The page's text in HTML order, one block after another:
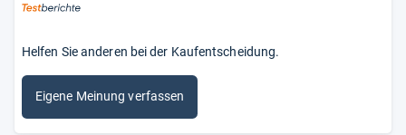
Helfen Sie anderen bei der Kaufentscheidung.
Eigene Meinung verfassen